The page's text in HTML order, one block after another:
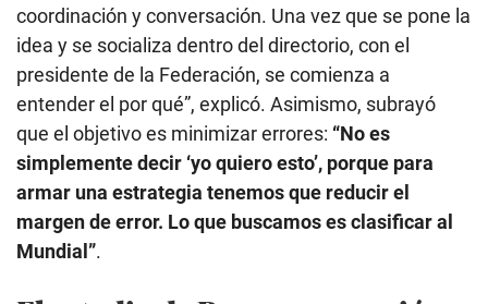
coordinación y conversación. Una vez que se pone la
idea y se socializa dentro del directorio, con el
presidente de la Federación, se comienza a
entender el por qué”, explicó. Asimismo, subrayó
que el objetivo es minimizar errores: “No es
simplemente decir ‘yo quiero esto’, porque para
armar una estrategia tenemos que reducir el
margen de error. Lo que buscamos es clasificar al
Mundial”.